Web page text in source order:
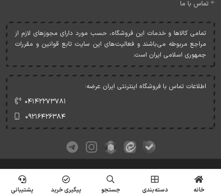
تماس با ما
تمامی کالاها و خدمات اين فروشگاه، حسب مورد دارای مجوزهای لازم از
مراجع مربوطه می‌باشند و فعاليت‌های اين سايت تابع قوانين و مقررات
جمهوری اسلامی ايران است.
اطلاعات تماس با فروشگاه اینترنتی ایران عرضه:
۰۴۱۴۲۲۷۳۷۸۱
۰۹۲۱۶۴۲۶۳۸۴
کلیه حقوق این وبسایت متعلق به ایران عرضه می‌باشد.
© Copyrights - IranArze.ir - 1405
خانه دسته‌بندی جستجو پیگیری خرید پشتیبانی